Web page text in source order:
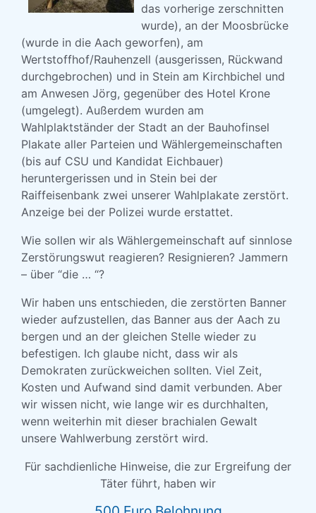
das vorherige zerschnitten
wurde), an der Moosbrücke
(wurde in die Aach geworfen), am
Wertstoffhof/Rauhenzell (ausgerissen, Rückwand
durchgebrochen) und in Stein am Kirchbichel und
am Anwesen Jörg, gegenüber des Hotel Krone
(umgelegt). Außerdem wurden am
Wahlplaktständer der Stadt an der Bauhofinsel
Plakate aller Parteien und Wählergemeinschaften
(bis auf CSU und Kandidat Eichbauer)
heruntergerissen und in Stein bei der
Raiffeisenbank zwei unserer Wahlplakate zerstört.
Anzeige bei der Polizei wurde erstattet.
Wie sollen wir als Wählergemeinschaft auf sinnlose
Zerstörungswut reagieren? Resignieren? Jammern
– über “die … “?
Wir haben uns entschieden, die zerstörten Banner
wieder aufzustellen, das Banner aus der Aach zu
bergen und an der gleichen Stelle wieder zu
befestigen. Ich glaube nicht, dass wir als
Demokraten zurückweichen sollten. Viel Zeit,
Kosten und Aufwand sind damit verbunden. Aber
wir wissen nicht, wie lange wir es durchhalten,
wenn weiterhin mit dieser brachialen Gewalt
unsere Wahlwerbung zerstört wird.
Für sachdienliche Hinweise, die zur Ergreifung der
Täter führt, haben wir